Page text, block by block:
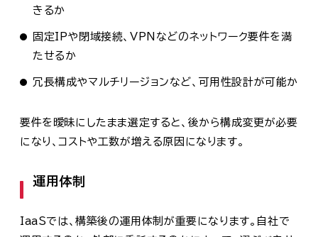
きるか
固定IPや閉域接続、VPNなどのネットワーク要件を満
たせるか
冗長構成やマルチリージョンなど、可用性設計が可能か
要件を曖昧にしたまま選定すると、後から構成変更が必要
になり、コストや工数が増える原因になります。
運用体制
IaaSでは、構築後の運用体制が重要になります。自社で